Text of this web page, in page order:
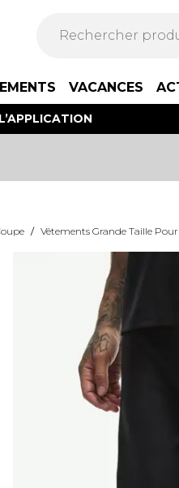
VACANCES
/ Vêtements Grande Taille